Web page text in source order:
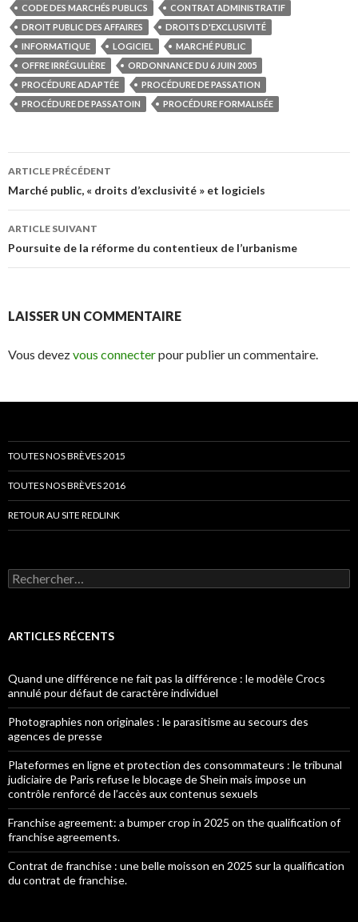
CODE DES MARCHÉS PUBLICS
CONTRAT ADMINISTRATIF
DROIT PUBLIC DES AFFAIRES
DROITS D'EXCLUSIVITÉ
INFORMATIQUE
LOGICIEL
MARCHÉ PUBLIC
OFFRE IRRÉGULIÈRE
ORDONNANCE DU 6 JUIN 2005
PROCÉDURE ADAPTÉE
PROCÉDURE DE PASSATION
PROCÉDURE DE PASSATOIN
PROCÉDURE FORMALISÉE
Navigation
des
articles
ARTICLE PRÉCÉDENT
Marché public, « droits d’exclusivité » et logiciels
ARTICLE SUIVANT
Poursuite de la réforme du contentieux de l’urbanisme
LAISSER UN COMMENTAIRE
Vous devezvous connecterpour publier un commentaire.
TOUTES NOS BRÈVES 2015
TOUTES NOS BRÈVES 2016
RETOUR AU SITE REDLINK
Rechercher :
ARTICLES RÉCENTS
Quand une différence ne fait pas la différence : le modèle Crocs
annulé pour défaut de caractère individuel
Photographies non originales : le parasitisme au secours des
agences de presse
Plateformes en ligne et protection des consommateurs : le tribunal
judiciaire de Paris refuse le blocage de Shein mais impose un
contrôle renforcé de l’accès aux contenus sexuels
Franchise agreement: a bumper crop in 2025 on the qualification of
franchise agreements.
Contrat de franchise : une belle moisson en 2025 sur la qualification
du contrat de franchise.